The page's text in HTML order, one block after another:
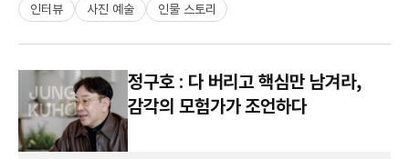
인터뷰 사진 예술 인물 스토리
정구호 : 다 버리고 핵심만 남겨라,
감각의 모험가가 조언하다